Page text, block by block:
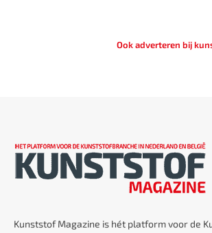
Ook adverteren bij
Kunststof Magazine is hét platform voor de